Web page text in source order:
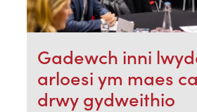
Gadewch inni
arloesi ym maes
drwy gydweithio